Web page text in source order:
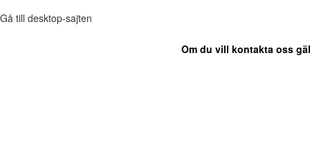
Gå till desktop-sajten
Om du vill kontakta oss